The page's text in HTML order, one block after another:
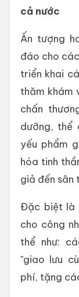
cả nước
Ấn tượng
đáo cho
triển khai
thăm khám
chấn
dưỡng, thể
yếu phẩm
hóa tinh
giả đến sân
Đặc biệt là
cho công
thể như:
"giao lưu
phí, tặng